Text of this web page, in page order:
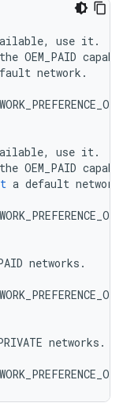
, use it.
the OEM_PAID
network .
, use it.
the OEM_PAID
a default network
networks .
networks .